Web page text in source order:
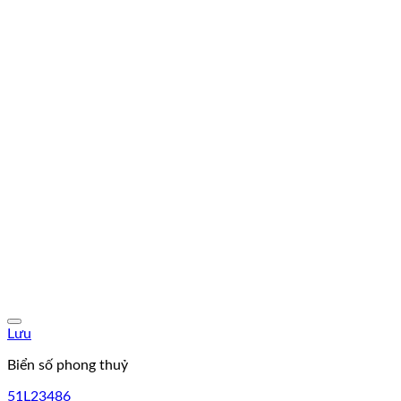
Lưu
Biển số phong thuỷ
51L23486